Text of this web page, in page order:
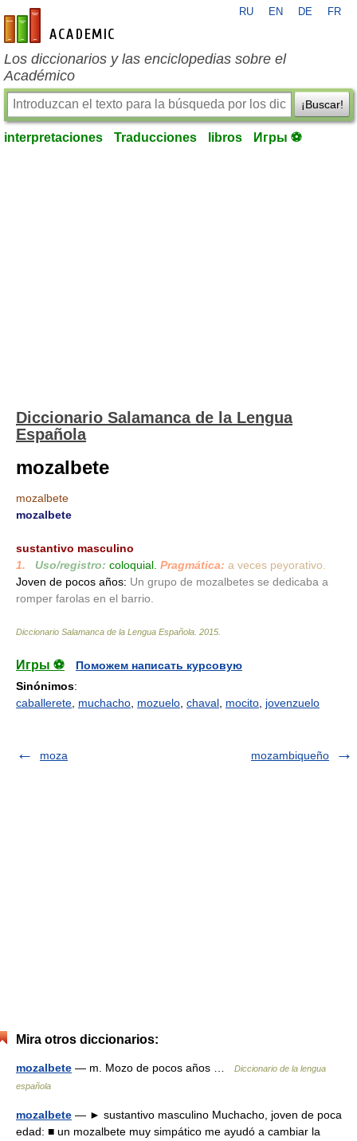
es-academic.com
RU EN DE FR
Los diccionarios y las enciclopedias sobre el
Académico
¡Buscar!
interpretaciones Traducciones libros Игры ⚽
Diccionario Salamanca de la Lengua
Española
mozalbete
mozalbete
mozalbete
sustantivo masculino
1.
Uso/registro: coloquial. Pragmática: a veces peyorativo.
Joven de pocos años: Un grupo de mozalbetes se dedicaba a
romper farolas en el barrio.
Diccionario Salamanca de la Lengua Española 2015
Игры ⚽
Поможем написать курсовую
Sinónimos:
caballerete muchacho mozuelo chaval mocito jovenzuelo
moza mozambiqueño
Mira otros diccionarios:
mozalbete — m. Mozo de pocos años …
Diccionario de la lengua
española
mozalbete — ► sustantivo masculino Muchacho, joven de poca
edad: ■ un mozalbete muy simpático me ayudó a cambiar la